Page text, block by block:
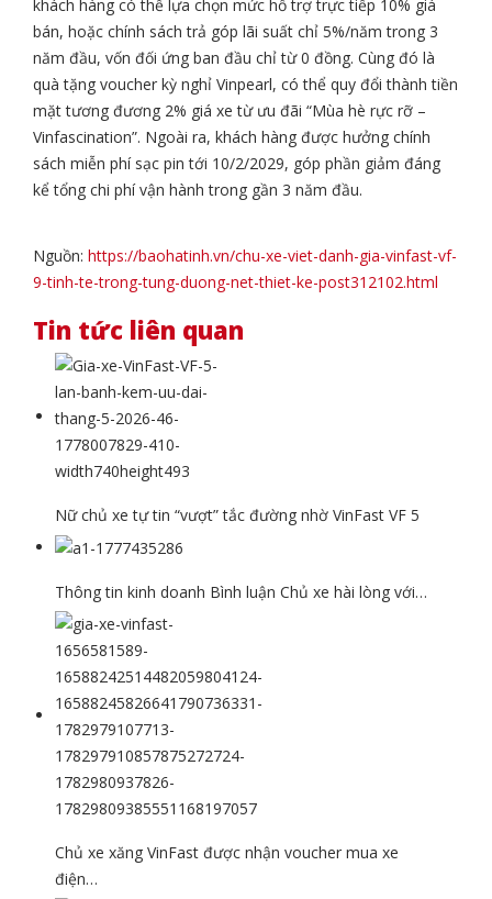
khách hàng có thể lựa chọn mức hỗ trợ trực tiếp 10% giá
bán, hoặc chính sách trả góp lãi suất chỉ 5%/năm trong 3
năm đầu, vốn đối ứng ban đầu chỉ từ 0 đồng. Cùng đó là
quà tặng voucher kỳ nghỉ Vinpearl, có thể quy đổi thành tiền
mặt tương đương 2% giá xe từ ưu đãi “Mùa hè rực rỡ –
Vinfascination”. Ngoài ra, khách hàng được hưởng chính
sách miễn phí sạc pin tới 10/2/2029, góp phần giảm đáng
kể tổng chi phí vận hành trong gần 3 năm đầu.
Nguồn: https://baohatinh.vn/chu-xe-viet-danh-gia-vinfast-vf-
9-tinh-te-trong-tung-duong-net-thiet-ke-post312102.html
Tin tức liên quan
Nữ chủ xe tự tin “vượt” tắc đường nhờ VinFast VF 5
Thông tin kinh doanh Bình luận Chủ xe hài lòng với…
Chủ xe xăng VinFast được nhận voucher mua xe
điện…